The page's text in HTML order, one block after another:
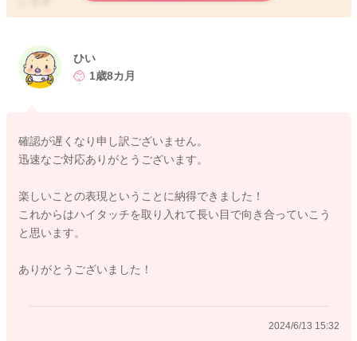
また気持ちが興奮をした時に、その楽しい気持ちの表現でもの
まだ娘さんぐらいの年月齢でしたら、本能のままに動いてやっ
なかなかすぐにはやめられないこともあると思います。
慣にされてみるのもいいかもしれません。
ものを投げたり叩くのではなく、楽しい時には一緒にタッチし
せん。
ひい
1歳8カ月
確認が遅くなり申し訳ございません。
迅速なご対応ありがとうございます。
楽しいことの表現ということに納得できました！
これからはハイタッチを取り入れて長い目で向き合っていこう
と思います。
ありがとうございました！
2024/6/13 15:32